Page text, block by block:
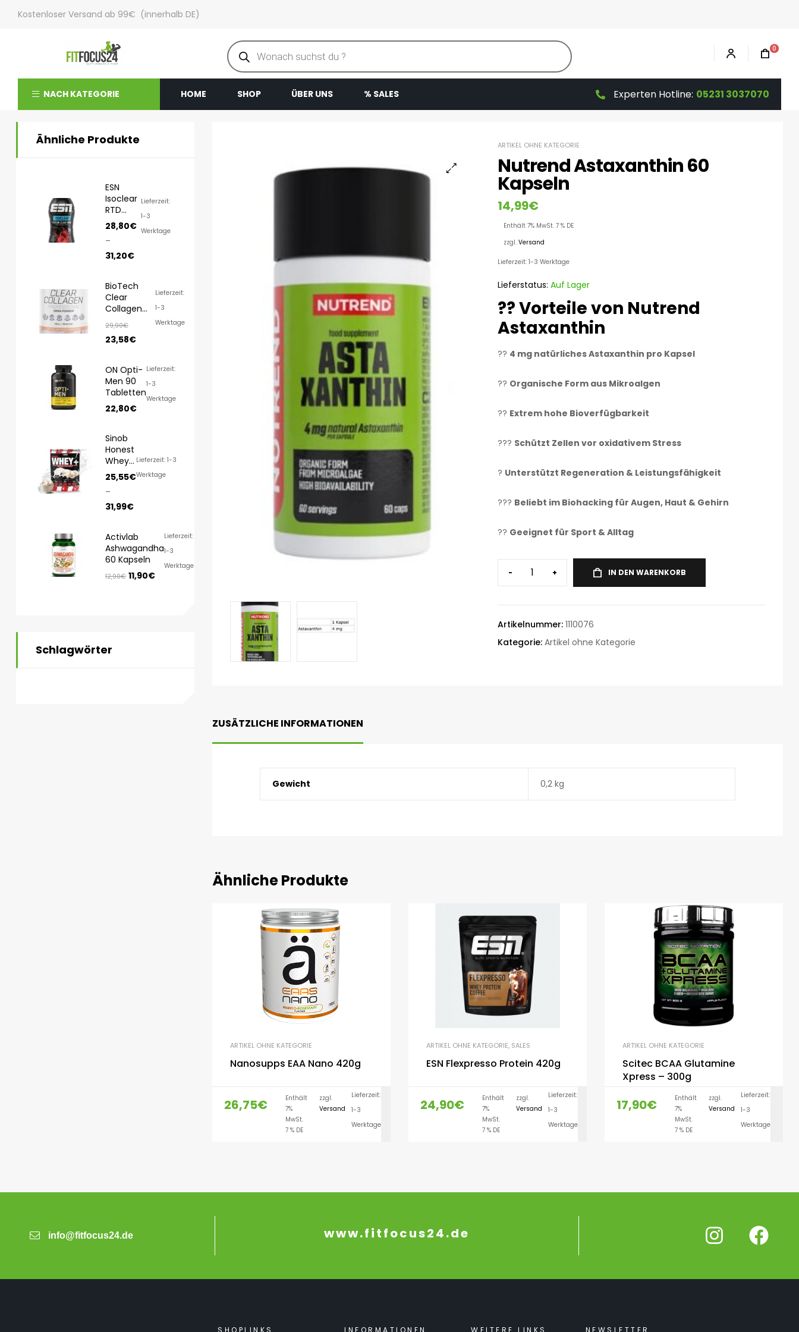
Kostenloser Versand ab 99€ (innerhalb DE)
0
NACH KATEGORIE HOME SHOP ÜBER UNS % SALES Experten Hotline: 05231 3037070
ARTIKEL OHNE KATEGORIE
Nutrend Astaxanthin 60
Kapseln
14,99€
Enthält 7% MwSt. 7 % DE
zzgl. Versand
Lieferzeit: 1-3 Werktage
Lieferstatus: Auf Lager
??Vorteile von Nutrend
Astaxanthin
?? 4 mg natürliches Astaxanthin pro Kapsel
?? Organische Form aus Mikroalgen
?? Extrem hohe Bioverfügbarkeit
??? Schützt Zellen vor oxidativem Stress
? Unterstützt Regeneration & Leistungsfähigkeit
??? Beliebt im Biohacking für Augen, Haut & Gehirn
?? Geeignet für Sport & Alltag
- + IN DEN WARENKORB
Artikelnummer: 1110076
Kategorie: Artikel ohne Kategorie
ZUSÄTZLICHE INFORMATIONEN
Gewicht 0,2 kg
Ähnliche Produkte
ARTIKEL OHNE KATEGORIE
Nanosupps EAA Nano 420g
26,75€
Enthält
7%
MwSt.
7 % DE
zzgl.
Versand
Lieferzeit:
1-3
Werktage
AUSFÜHRUNG WÄHLEN
ARTIKEL OHNE KATEGORIE, SALES
ESN Flexpresso Protein 420g
24,90€
Enthält
7%
MwSt.
7 % DE
zzgl.
Versand
Lieferzeit:
1-3
Werktage
AUSFÜHRUNG WÄHLEN
ARTIKEL OHNE KATEGORIE
Scitec BCAA Glutamine
Xpress – 300g
17,90€
Enthält
7%
MwSt.
7 % DE
zzgl.
Versand
Lieferzeit:
1-3
Werktage
Ähnliche Produkte
ESN
Isoclear
RTD
8x500ml
28,80€
–
31,20€
Lieferzeit:
1-3
Werktage
BioTech
Clear
Collagen
350g
29,90€
23,58€
Lieferzeit:
1-3
Werktage
ON Opti-
Men 90
Tabletten
22,80€
Lieferzeit:
1-3
Werktage
Sinob
Honest
Whey
1000g/
820g
25,55€
–
31,99€
Lieferzeit: 1-3
Werktage
Activlab
Ashwagandha
60 Kapseln
12,90€ 11,90€
Lieferzeit:
1-3
Werktage
Schlagwörter
info@fitfocus24.de www.fitfocus24.de
SHOPLINKS INFORMATIONEN WEITERE LINKS NEWSLETTER